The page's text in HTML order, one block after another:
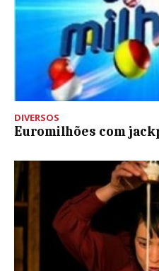
DIVERSOS
Euromilhões com